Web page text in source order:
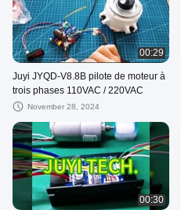
00:29
Juyi JYQD-V8.8B pilote de moteur à
trois phases 110VAC / 220VAC
November 28, 2024
00:30